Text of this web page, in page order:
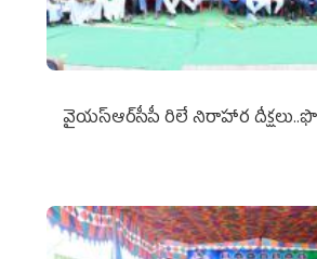
వైయ‌స్ఆర్‌సీపీ రిలే నిరాహార